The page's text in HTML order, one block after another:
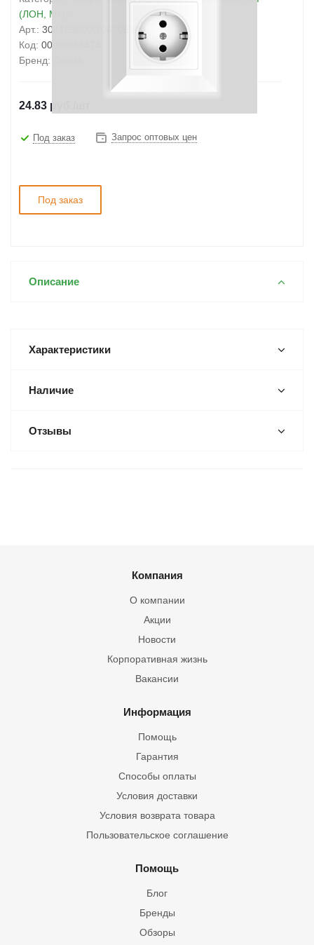
(ЛОН, МО)
Арт.: 304169500\304306300
Код: 00-00088474
Бренд:
24.83 руб.
Под заказ Запрос оптовых цен
Под заказ
Описание
Характеристики
Наличие
Отзывы
Компания
О компании
Акции
Новости
Корпоративная жизнь
Вакансии
Информация
Помощь
Гарантия
Способы оплаты
Условия доставки
Условия возврата товара
Пользовательское соглашение
Помощь
Блог
Бренды
Обзоры